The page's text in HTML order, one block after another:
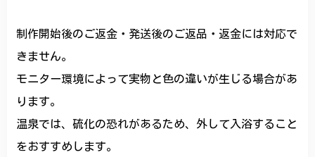
制作開始後のご返金・発送後のご返品・返金には対応で
きません。
モニター環境によって実物と色の違いが生じる場合があ
ります。
温泉では、硫化の恐れがあるため、外して入浴すること
をおすすめします。